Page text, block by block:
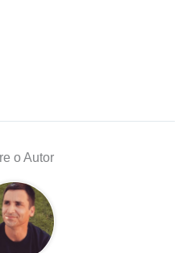
o Autor